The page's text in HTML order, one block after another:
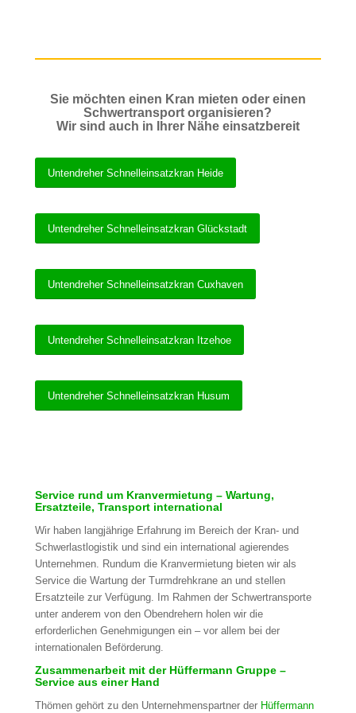
Sie möchten einen Kran mieten oder einen
Schwertransport organisieren?
Wir sind auch in Ihrer Nähe einsatzbereit
Untendreher Schnelleinsatzkran Heide
Untendreher Schnelleinsatzkran Glückstadt
Untendreher Schnelleinsatzkran Cuxhaven
Untendreher Schnelleinsatzkran Itzehoe
Untendreher Schnelleinsatzkran Husum
Service rund um Kranvermietung – Wartung,
Ersatzteile, Transport international
Wir haben langjährige Erfahrung im Bereich der Kran- und
Schwerlastlogistik und sind ein international agierendes
Unternehmen. Rundum die Kranvermietung bieten wir als
Service die Wartung der Turmdrehkrane an und stellen
Ersatzteile zur Verfügung. Im Rahmen der Schwertransporte
unter anderem von den Obendrehern holen wir die
erforderlichen Genehmigungen ein – vor allem bei der
internationalen Beförderung.
Zusammenarbeit mit der Hüffermann Gruppe –
Service aus einer Hand
Thömen gehört zu den Unternehmenspartner der Hüffermann